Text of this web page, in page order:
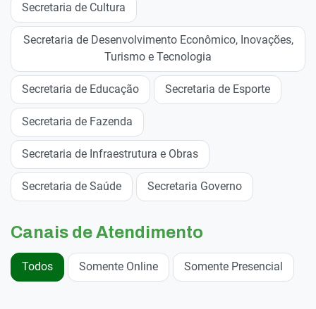
Secretaria de Cultura
Secretaria de Desenvolvimento Econômico, Inovações,
Turismo e Tecnologia
Secretaria de Educação Secretaria de Esporte
Secretaria de Fazenda
Secretaria de Infraestrutura e Obras
Secretaria de Saúde Secretaria Governo
Canais de Atendimento
Todos Somente Online Somente Presencial